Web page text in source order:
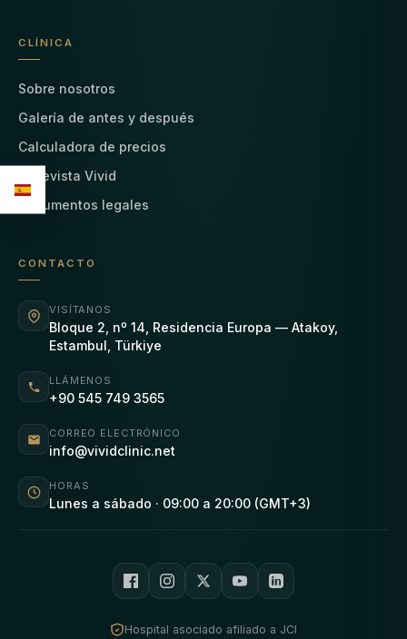
CLÍNICA
Sobre nosotros
Galería de antes y después
Calculadora de precios
La revista Vivid
Documentos legales
CONTACTO
VISÍTANOS
Bloque 2, nº 14, Residencia Europa — Atakoy,
Estambul, Türkiye
LLÁMENOS
+90 545 749 3565
CORREO ELECTRÓNICO
info@vividclinic.net
HORAS
Lunes a sábado · 09:00 a 20:00 (GMT+3)
Hospital asociado afiliado a JCI